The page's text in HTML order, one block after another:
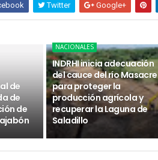
Twitter Google+
de
de
de
NACIONALES
INDRHI inicia adecuación
del cauce del río Masacre
para proteger la
producción agrícola y
recuperar la Laguna de
Saladillo